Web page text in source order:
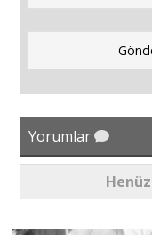
Yorumlar